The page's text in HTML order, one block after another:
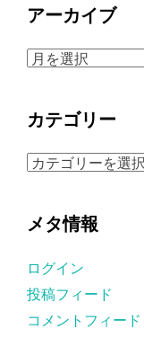
アーカイブ
ア
ブ
カテゴリー
カ
ー
メタ情報
ログイン
投稿フィード
コメントフィード